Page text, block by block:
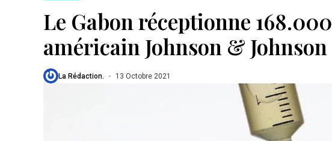
Le Gabon réceptionne
américain Johnson & Johnson
La Rédaction. 13 Octobre 2021